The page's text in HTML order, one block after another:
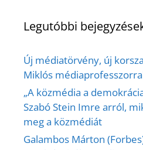
Legutóbbi
Új médiatörvény, új
Miklós
„A közmédia a
Szabó Stein Imre arról,
meg a közmédiát
Galambos Márton